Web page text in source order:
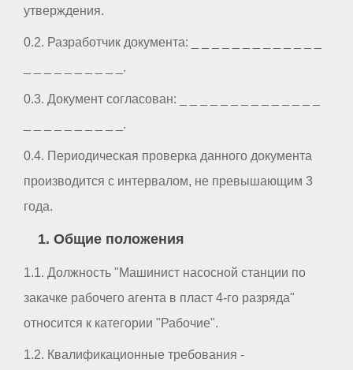
утверждения.
0.2. Разработчик документа: _ _ _ _ _ _ _ _ _ _ _ _ _
_ _ _ _ _ _ _ _ _ _.
0.3. Документ согласован: _ _ _ _ _ _ _ _ _ _ _ _ _ _
_ _ _ _ _ _ _ _ _ _.
0.4. Периодическая проверка данного документа
производится с интервалом, не превышающим 3
года.
1. Общие положения
1.1. Должность "Машинист насосной станции по
закачке рабочего агента в пласт 4-го разряда"
относится к категории "Рабочие".
1.2. Квалификационные требования -